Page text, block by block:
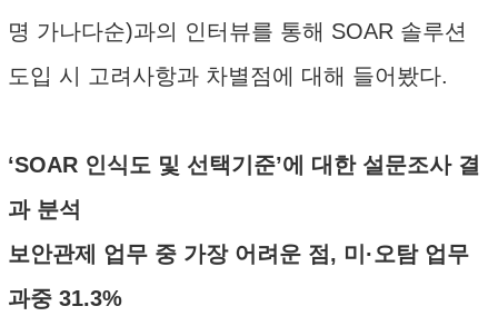
명 가나다순)과의 인터뷰를 통해 SOAR 솔루션
도입 시 고려사항과 차별점에 대해 들어봤다.
‘SOAR 인식도 및 선택기준’에 대한 설문조사 결
과 분석
보안관제 업무 중 가장 어려운 점, 미·오탐 업무
과중 31.3%